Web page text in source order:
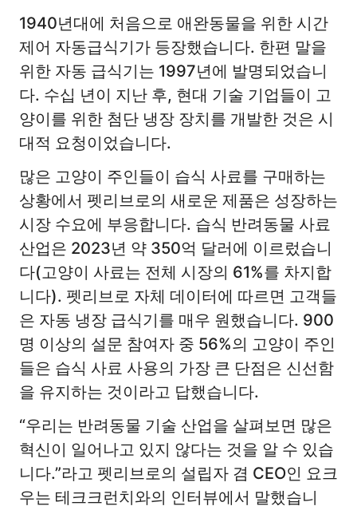
1940년대에 처음으로 애완동물을 위한 시간
제어 자동급식기가 등장했습니다. 한편 말을
위한 자동 급식기는 1997년에 발명되었습니
다. 수십 년이 지난 후, 현대 기술 기업들이 고
양이를 위한 첨단 냉장 장치를 개발한 것은 시
대적 요청이었습니다.
많은 고양이 주인들이 습식 사료를 구매하는
상황에서 펫리브로의 새로운 제품은 성장하는
시장 수요에 부응합니다. 습식 반려동물 사료
산업은 2023년 약 350억 달러에 이르렀습니
다(고양이 사료는 전체 시장의 61%를 차지합
니다). 펫리브로 자체 데이터에 따르면 고객들
은 자동 냉장 급식기를 매우 원했습니다. 900
명 이상의 설문 참여자 중 56%의 고양이 주인
들은 습식 사료 사용의 가장 큰 단점은 신선함
을 유지하는 것이라고 답했습니다.
“우리는 반려동물 기술 산업을 살펴보면 많은
혁신이 일어나고 있지 않다는 것을 알 수 있습
니다.”라고 펫리브로의 설립자 겸 CEO인 요크
우는 테크크런치와의 인터뷰에서 말했습니